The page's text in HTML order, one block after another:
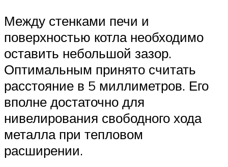
Между стенками печи и
поверхностью котла необходимо
оставить небольшой зазор.
Оптимальным принято считать
расстояние в 5 миллиметров. Его
вполне достаточно для
нивелирования свободного хода
металла при тепловом
расширении.